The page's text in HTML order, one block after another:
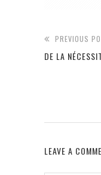
PREVIOUS
DE LA
LEAVE A